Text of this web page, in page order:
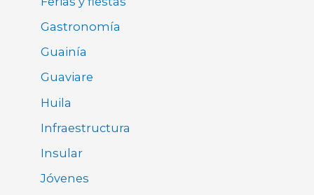
Gastronomía
Guainía
Guaviare
Huila
Infraestructura
Insular
Jóvenes